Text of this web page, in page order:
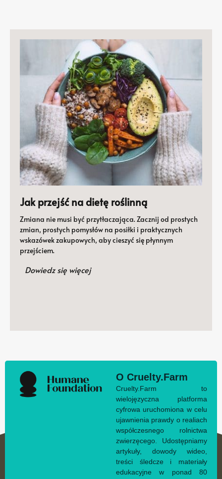
Jak przejść na dietę roślinną
Zmiana nie musi być przytłaczająca. Zacznij od prostych
zmian, prostych pomysłów na posiłki i praktycznych
wskazówek zakupowych, aby cieszyć się płynnym
przejściem.
Dowiedz się więcej
O Cruelty.Farm
Cruelty.Farm to
wielojęzyczna platforma
cyfrowa uruchomiona w celu
ujawnienia prawdy o realiach
współczesnego rolnictwa
zwierzęcego. Udostępniamy
artykuły, dowody wideo,
treści śledcze i materiały
edukacyjne w ponad 80